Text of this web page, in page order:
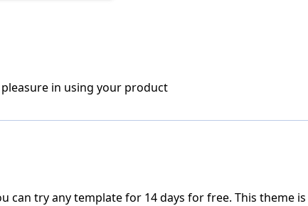
in using your product
can try any template for 14 days for free. This theme